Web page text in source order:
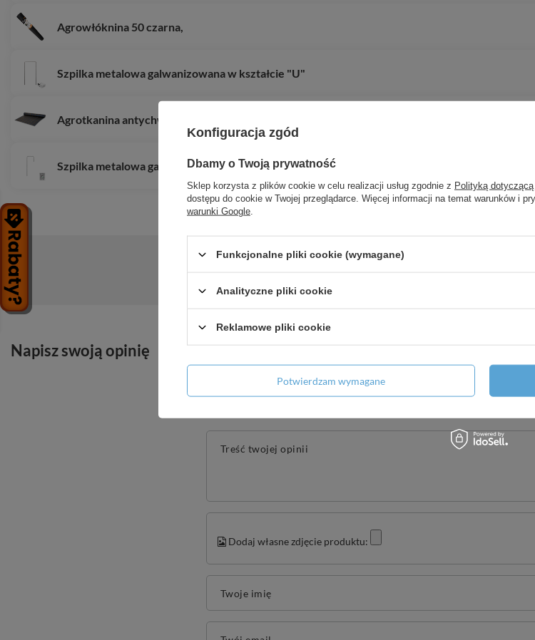
Agrowłóknina 50 czarna,
Szpilka metalowa galwanizowana w kształcie "U"
Agrotkanina antychwastowa PP, czarna UV, 90g,
Szpilka metalowa galwanizowana w kształcie "J"
Potrzebujesz pomocy? Masz
Napisz swoją opinię
Treść twojej opinii
Dodaj własne zdjęcie produktu:
Twoje imię
Konfiguracja zgód
Dbamy o Twoją prywatność
Sklep korzysta z plików cookie w celu realizacji usług zgodnie z Polityką
dostępu do cookie w Twojej przeglądarce. Więcej informacji na temat warunków i
warunki Google
Funkcjonalne pliki cookie (wymagane)
Analityczne pliki cookie
Reklamowe pliki cookie
Potwierdzam wymagane